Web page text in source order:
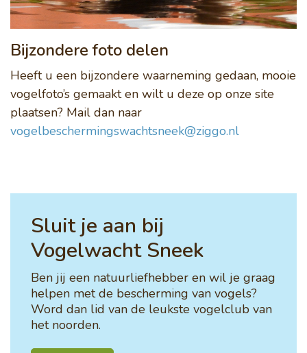
Bijzondere foto delen
Heeft u een bijzondere waarneming gedaan, mooie
vogelfoto’s gemaakt en wilt u deze op onze site
plaatsen? Mail dan naar
vogelbeschermingswachtsneek@ziggo.nl
Sluit je aan bij
Vogelwacht Sneek
Ben jij een natuurliefhebber en wil je graag
helpen met de bescherming van vogels?
Word dan lid van de leukste vogelclub van
het noorden.